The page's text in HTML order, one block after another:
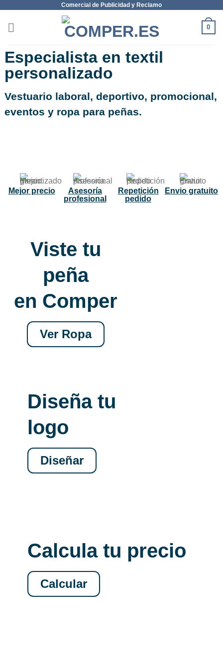
Comercial de Publicidad y Reclamo
0
Especialista en textil
personalizado
Vestuario laboral, deportivo, promocional,
eventos y ropa para peñas.
NUEVO Envio gratuito
Repetición
pedido
Asesoría
profesional
Mejor precio
Viste tu
peña
en Comper
Ver Ropa
Diseña tu
logo
Diseñar
Calcula tu precio
Calcular